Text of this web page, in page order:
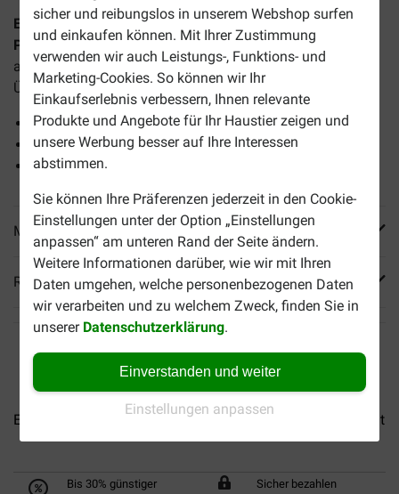
sicher und reibungslos in unserem Webshop surfen
und einkaufen können. Mit Ihrer Zustimmung
verwenden wir auch Leistungs-, Funktions- und
Marketing-Cookies. So können wir Ihr
Einkaufserlebnis verbessern, Ihnen relevante
Produkte und Angebote für Ihr Haustier zeigen und
unsere Werbung besser auf Ihre Interessen
abstimmen.
Sie können Ihre Präferenzen jederzeit in den Cookie-
Einstellungen unter der Option „Einstellungen
anpassen“ am unteren Rand der Seite ändern.
Weitere Informationen darüber, wie wir mit Ihren
Daten umgehen, welche personenbezogenen Daten
wir verarbeiten und zu welchem Zweck, finden Sie in
unserer Datenschutzerklärung.
Einverstanden und weiter
Einstellungen anpassen
Euro Premium Grainfree Adult Sterilized+ Chicken &
Potatoes Hundefutterist getreidefreies Komplettfutter für
ausgewachsene kastrierte oder sterilisierte Hunde, die zu
Übergewicht neigen.
Unterstützt beim Abnehmen
Mit Huhn und Kartoffel
Geeignet für sterilisierte und kastrierte Hunde
Mehr Produktinfos
Reviews
Euro Premium Adult Medium... Euro Premium Adult Giant...
Bis 30% günstiger Sicher bezahlen